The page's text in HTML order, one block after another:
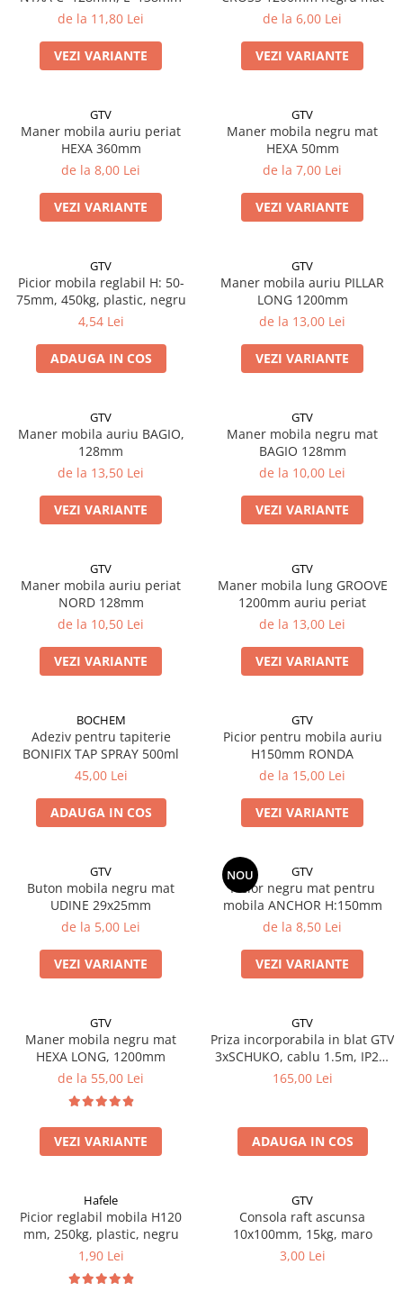
Profile maner
Plinte, antistropi & accesorii
de la 11,80 Lei
VEZI VARIANTE
de la 6,00 Lei
VEZI VARIANTE
GTV
Maner mobila auriu periat
HEXA 360mm
de la 8,00 Lei
VEZI VARIANTE
GTV
Maner mobila negru mat
HEXA 50mm
de la 7,00 Lei
VEZI VARIANTE
GTV
Picior mobila reglabil H: 50-
75mm, 450kg, plastic, negru
4,54 Lei
ADAUGA IN COS
GTV
Maner mobila auriu PILLAR
LONG 1200mm
de la 13,00 Lei
VEZI VARIANTE
GTV
Maner mobila auriu BAGIO,
128mm
de la 13,50 Lei
VEZI VARIANTE
GTV
Maner mobila negru mat
BAGIO 128mm
de la 10,00 Lei
VEZI VARIANTE
GTV
Maner mobila auriu periat
NORD 128mm
de la 10,50 Lei
VEZI VARIANTE
GTV
Maner mobila lung GROOVE
1200mm auriu periat
de la 13,00 Lei
VEZI VARIANTE
BOCHEM
Adeziv pentru tapiterie
BONIFIX TAP SPRAY 500ml
45,00 Lei
ADAUGA IN COS
GTV
Picior pentru mobila auriu
H150mm RONDA
de la 15,00 Lei
VEZI VARIANTE
GTV
Buton mobila negru mat
UDINE 29x25mm
de la 5,00 Lei
VEZI VARIANTE
NOU GTV
Picior negru mat pentru
mobila ANCHOR H:150mm
de la 8,50 Lei
VEZI VARIANTE
GTV
Maner mobila negru mat
HEXA LONG, 1200mm
de la 55,00 Lei
VEZI VARIANTE
GTV
Priza incorporabila in blat GTV
3xSCHUKO, cablu 1.5m, IP20,
negru mat
165,00 Lei
ADAUGA IN COS
Hafele
Picior reglabil mobila H120
mm, 250kg, plastic, negru
1,90 Lei
GTV
Consola raft ascunsa
10x100mm, 15kg, maro
3,00 Lei